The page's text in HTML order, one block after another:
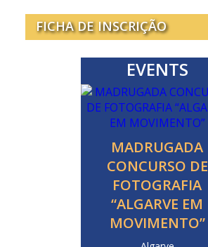
FICHA DE INSCRIÇÃO
EVENTS
MADRUGADA
CONCURSO DE
FOTOGRAFIA
“ALGARVE EM
MOVIMENTO”